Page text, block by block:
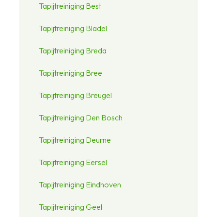
Tapijtreiniging Best
Tapijtreiniging Bladel
Tapijtreiniging Breda
Tapijtreiniging Bree
Tapijtreiniging Breugel
Tapijtreiniging Den Bosch
Tapijtreiniging Deurne
Tapijtreiniging Eersel
Tapijtreiniging Eindhoven
Tapijtreiniging Geel